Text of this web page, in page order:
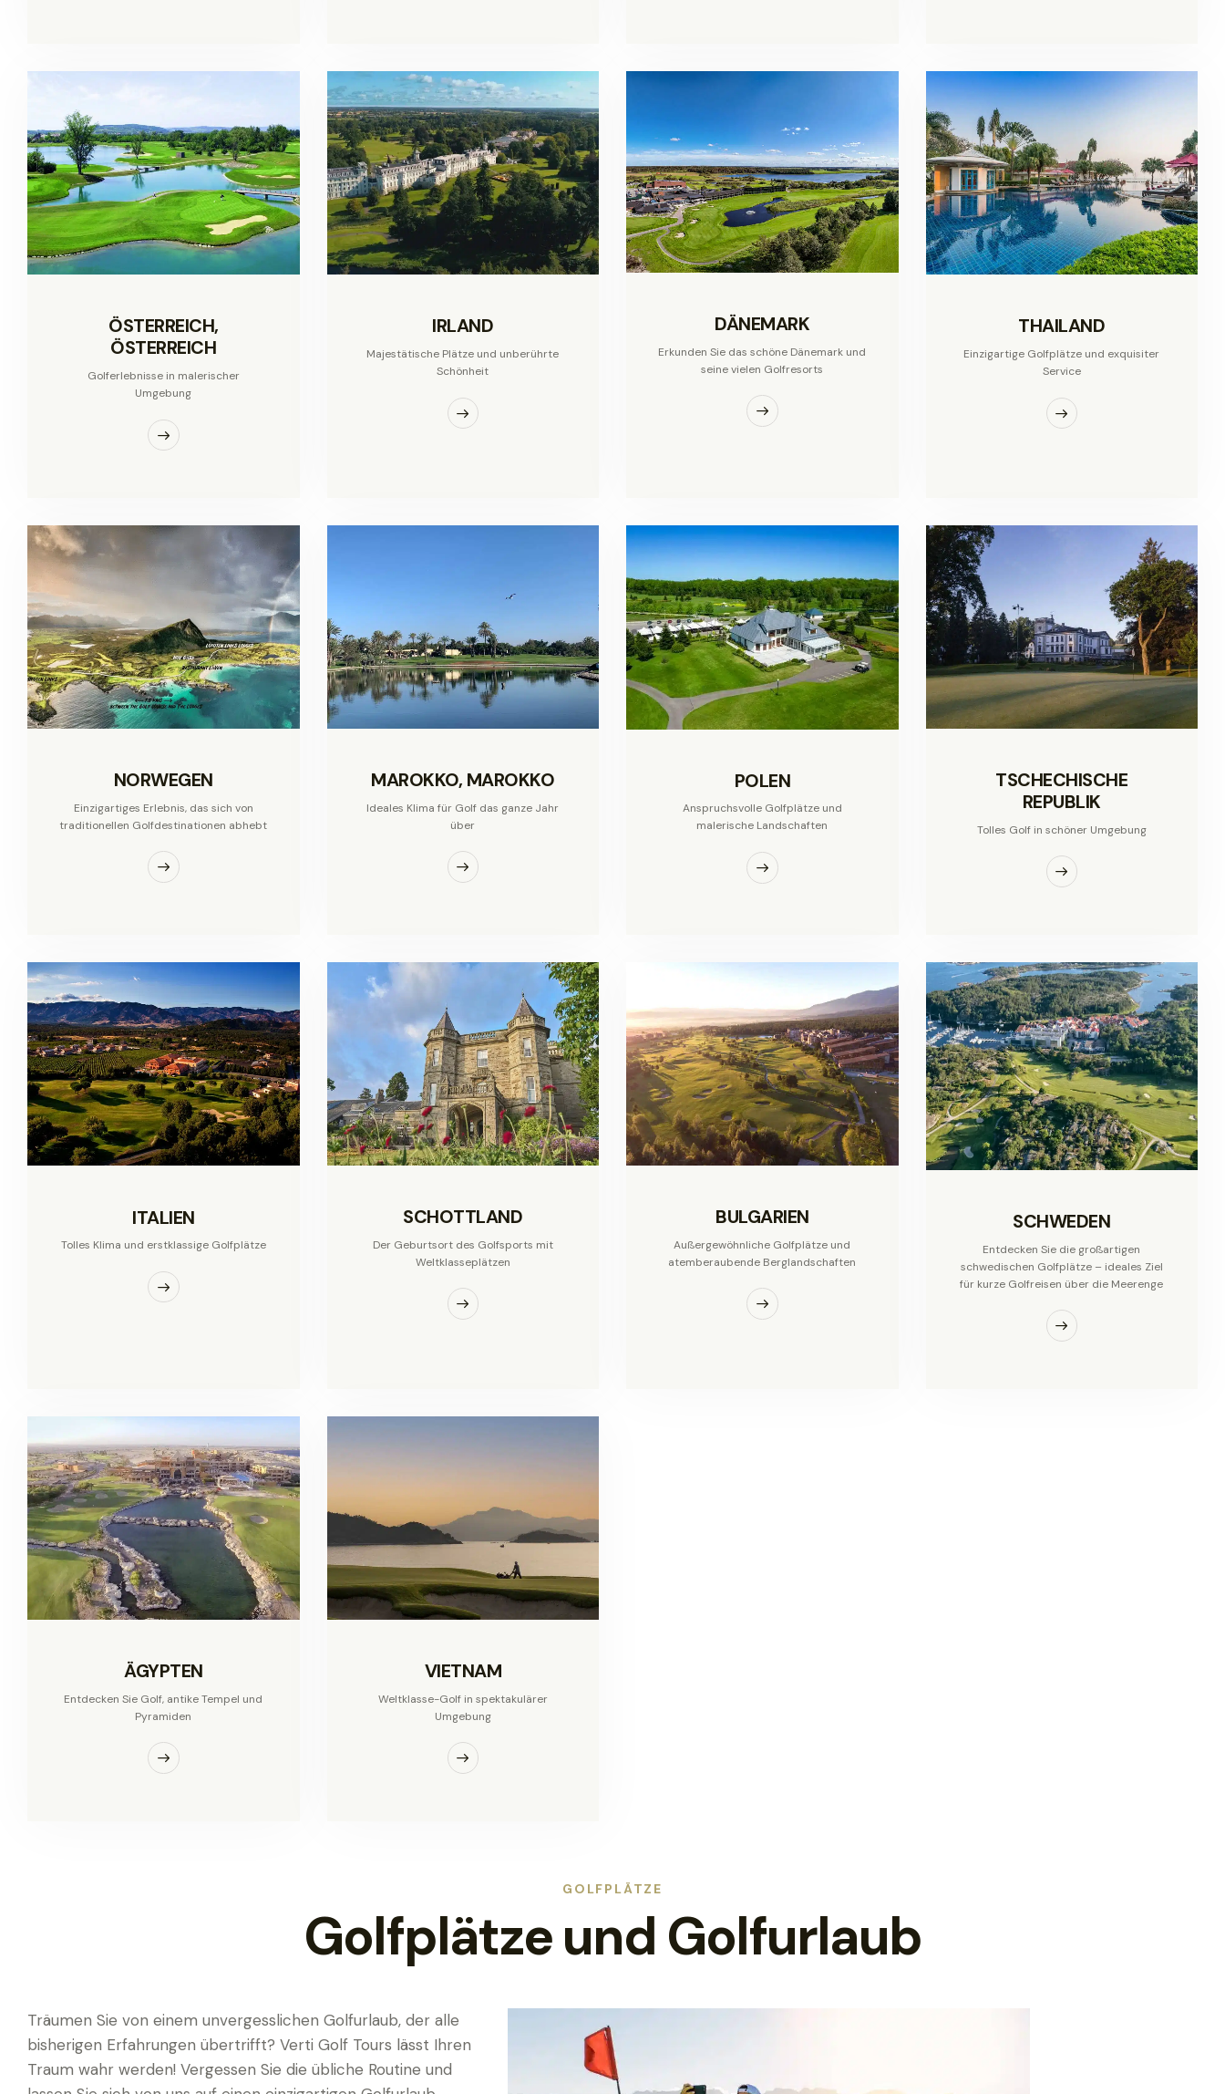
ÖSTERREICH,
ÖSTERREICH
Golferlebnisse in malerischer
Umgebung
IRLAND
Majestätische Plätze und unberührte
Schönheit
DÄNEMARK
Erkunden Sie das schöne Dänemark und
seine vielen Golfresorts
THAILAND
Einzigartige Golfplätze und exquisiter
Service
NORWEGEN
Einzigartiges Erlebnis, das sich von
traditionellen Golfdestinationen abhebt
MAROKKO, MAROKKO
Ideales Klima für Golf das ganze Jahr
über
POLEN
Anspruchsvolle Golfplätze und
malerische Landschaften
TSCHECHISCHE
REPUBLIK
Tolles Golf in schöner Umgebung
ITALIEN
Tolles Klima und erstklassige Golfplätze
SCHOTTLAND
Der Geburtsort des Golfsports mit
Weltklasseplätzen
BULGARIEN
Außergewöhnliche Golfplätze und
atemberaubende Berglandschaften
SCHWEDEN
Entdecken Sie die großartigen
schwedischen Golfplätze – ideales Ziel
für kurze Golfreisen über die Meerenge
ÄGYPTEN
Entdecken Sie Golf, antike Tempel und
Pyramiden
VIETNAM
Weltklasse-Golf in spektakulärer
Umgebung
GOLFPLÄTZE
Golfplätze und Golfurlaub
Träumen Sie von einem unvergesslichen Golfurlaub, der alle
bisherigen Erfahrungen übertrifft? Verti Golf Tours lässt Ihren
Traum wahr werden! Vergessen Sie die übliche Routine und